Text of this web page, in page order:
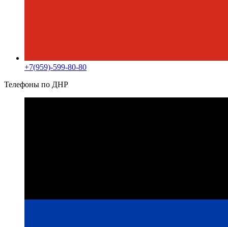
+7(959)-599-80-80
Телефоны по ДНР